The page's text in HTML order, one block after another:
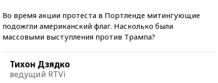
Во время акции протеста в Портленде митингующие
подожгли американский флаг. Насколько были
массовыми выступления против Трампа?
Тихон Дзядко
ведущий RTVi